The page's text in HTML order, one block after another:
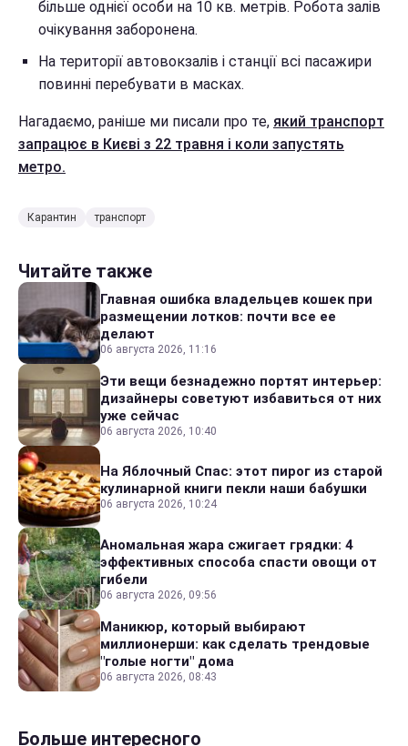
більше однієї особи на 10 кв. метрів. Робота залів
очікування заборонена.
На території автовокзалів і станції всі пасажири
повинні перебувати в масках.
Нагадаємо, раніше ми писали про те, який транспорт
запрацює в Києві з 22 травня і коли запустять
метро.
Карантин транспорт
Читайте также
Главная ошибка владельцев кошек при
размещении лотков: почти все ее
делают
06 августа 2026, 11:16
Эти вещи безнадежно портят интерьер:
дизайнеры советуют избавиться от них
уже сейчас
06 августа 2026, 10:40
На Яблочный Спас: этот пирог из старой
кулинарной книги пекли наши бабушки
06 августа 2026, 10:24
Аномальная жара сжигает грядки: 4
эффективных способа спасти овощи от
гибели
06 августа 2026, 09:56
Маникюр, который выбирают
миллионерши: как сделать трендовые
"голые ногти" дома
06 августа 2026, 08:43
Больше интересного